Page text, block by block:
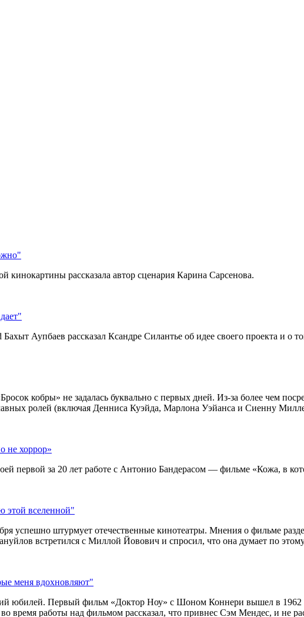
кинокартины рассказала автор сценария Карина Сарсенова.
Аупбаев рассказал Ксандре Силантье об идее своего проекта и
кобры» не задалась буквально с первых дней. Из-за более чем
ролей (включая Денниса Куэйда, Марлона Уэйанса и Сиенну
не хоррор»
первой за 20 лет работе с Антонио Бандерасом — фильме «Кожа, в
этой вселенной"
успешно штурмует отечественные кинотеатры. Мнения о фильме
встретился с Миллой Йовович и спросил, что она думает по
меня вдохновляют"
юбилей. Первый фильм «Доктор Ноу» с Шоном Коннери вышел в
время работы над фильмом рассказал, что привнес Сэм Мендес, и не